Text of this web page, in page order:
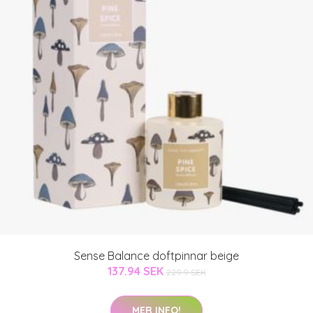
Sense Balance doftpinnar beige
137.94 SEK 229.9 SEK
MER INFO!